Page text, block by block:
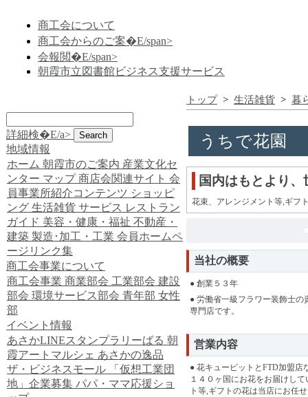
商工会について
商工会からのご案�E/span>
会報閲�E/span>
朝霞市立図書館ビジネス支援サービス
詳細検�E/a>
地域情報
ホーム 朝霞市のご案内 産業文化セ
ンター マップ 商店会関連サイト 会
員事業所紹介コンテンツ ショッピ
ング 生活雑貨 サービス レストラン
ガイド 美容・健康・福祉 不動産・
建築 製造･加工・工業 会員ホームペ
ージリンク集
商工会事業について
商工会事業 商業部会 工業部会 建設
部会 環境サービス部会 青年部 女性
部
イベント情報
あさかLINEスタンプラリーばる 朝
霞アートマルシェ あさかの逸品
ザ・ビジネスモール
「仮想工業団
地」企業募集 パパ・ママ応援ショ
トップ> 生活雑貨 > 暮
うちで花園
国内はもとより
花束、アレンジメント等,ギフ
当社の概要
● 創業５３年
● 労働省一級フラワー装飾士
専門店です。
営業内容
● 花キューピットとFTD加盟店
１４０ヶ国にお花をお届けし
ト等,ギフトの花は当店にお任